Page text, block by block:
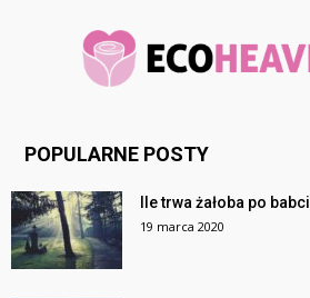
POPULARNE POSTY
Ile trwa żałoba po babci
19 marca 2020